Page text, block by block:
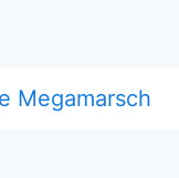
Megamarsch